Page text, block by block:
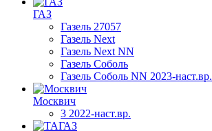
ГАЗ
Газель 27057
Газель Next
Газель Next NN
Газель Соболь
Газель Соболь NN 2023-наст.вр.
Москвич
3 2022-наст.вр.